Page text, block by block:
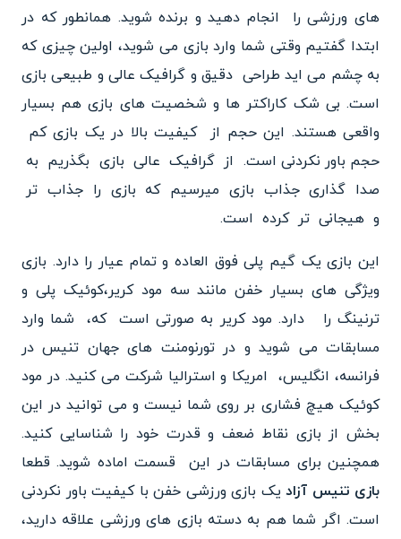
های ورزشی را انجام دهید و برنده شوید. همانطور که در
ابتدا گفتیم وقتی شما وارد بازی می شوید، اولین چیزی که
به چشم می اید طراحی دقیق و گرافیک عالی و طبیعی بازی
است. بی شک کاراکتر ها و شخصیت های بازی هم بسیار
واقعی هستند. این حجم از کیفیت بالا در یک بازی کم
حجم باور نکردنی است. از گرافیک عالی بازی بگذریم به
صدا گذاری جذاب بازی میرسیم که بازی را جذاب تر
و هیجانی تر کرده است.
این بازی یک گیم پلی فوق العاده و تمام عیار را دارد. بازی
ویژگی های بسیار خفن مانند سه مود کریر،کوئیک پلی و
ترنینگ را دارد. مود کریر به صورتی است که، شما وارد
مسابقات می شوید و در تورنومنت های جهان تنیس در
فرانسه، انگلیس، امریکا و استرالیا شرکت می کنید. در مود
کوئیک هیچ فشاری بر روی شما نیست و می توانید در این
بخش از بازی نقاط ضعف و قدرت خود را شناسایی کنید.
همچنین برای مسابقات در این قسمت اماده شوید. قطعا
بازی تنیس آزاد یک بازی ورزشی خفن با کیفیت باور نکردنی
است. اگر شما هم به دسته بازی های ورزشی علاقه دارید،